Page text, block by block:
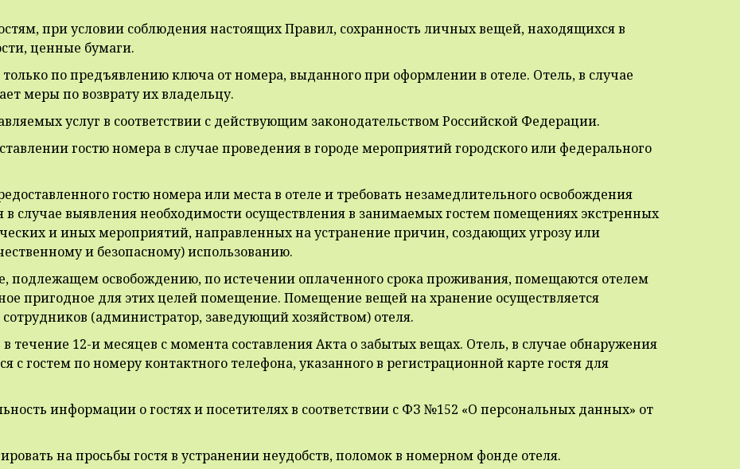
при условии соблюдения настоящих Правил, сохранность личных вещей, находящихся в
ценные бумаги.
по предъявлению ключа от номера, выданного при оформлении в отеле. Отель, в случае
меры по возврату их владельцу.
услуг в соответствии с действующим законодательством Российской Федерации.
гостю номера в случае проведения в городе мероприятий городского или федерального
гостю номера или места в отеле и требовать незамедлительного освобождения
случае выявления необходимости осуществления в занимаемых гостем помещениях экстренных
и иных мероприятий, направленных на устранение причин, создающих угрозу или
и безопасному) использованию.
подлежащем освобождению, по истечении оплаченного срока проживания, помещаются отелем
пригодное для этих целей помещение. Помещение вещей на хранение осуществляется
(администратор, заведующий хозяйством) отеля.
течение 12-и месяцев с момента составления Акта о забытых вещах. Отель, в случае обнаружения
с гостем по номеру контактного телефона, указанного в регистрационной карте гостя для
информации о гостях и посетителях в соответствии с ФЗ №152 «О персональных данных» от
на просьбы гостя в устранении неудобств, поломок в номерном фонде отеля.